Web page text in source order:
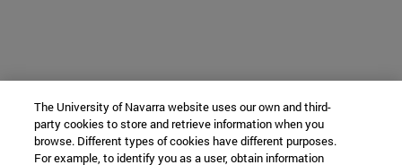
The University of Navarra website uses our own and third-
party cookies to store and retrieve information when you
browse. Different types of cookies have different purposes.
For example, to identify you as a user, obtain information